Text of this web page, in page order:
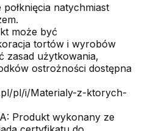
natychmiast
może być
tortów i wyrobów
zasad użytkowania,
ostrożności dostępna
pl/i/Materialy-z-ktorych-
Produkt wykonany ze